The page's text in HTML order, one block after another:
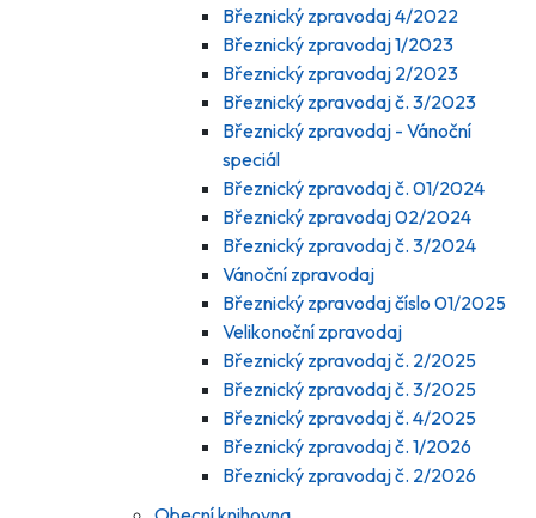
Březnický zpravodaj 4/2022
Březnický zpravodaj 1/2023
Březnický zpravodaj 2/2023
Březnický zpravodaj č. 3/2023
Březnický zpravodaj - Vánoční
speciál
Březnický zpravodaj č. 01/2024
Březnický zpravodaj 02/2024
Březnický zpravodaj č. 3/2024
Vánoční zpravodaj
Březnický zpravodaj číslo 01/2025
Velikonoční zpravodaj
Březnický zpravodaj č. 2/2025
Březnický zpravodaj č. 3/2025
Březnický zpravodaj č. 4/2025
Březnický zpravodaj č. 1/2026
Březnický zpravodaj č. 2/2026